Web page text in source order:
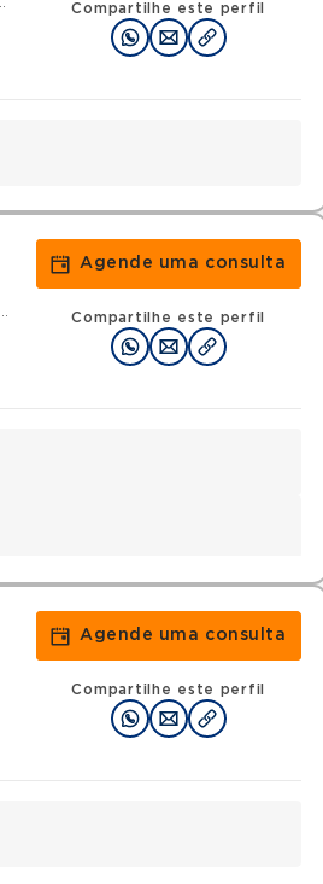
Compartilhe este perfil
Agende uma consulta
Compartilhe este perfil
Agende uma consulta
Compartilhe este perfil